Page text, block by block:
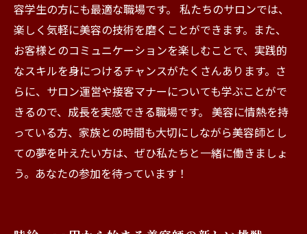
容学生の方にも最適な職場です。 私たちのサロンでは、
楽しく気軽に美容の技術を磨くことができます。また、
お客様とのコミュニケーションを楽しむことで、実践的
なスキルを身につけるチャンスがたくさんあります。さ
らに、サロン運営や接客マナーについても学ぶことがで
きるので、成長を実感できる職場です。 美容に情熱を持
っている方、家族との時間も大切にしながら美容師とし
ての夢を叶えたい方は、ぜひ私たちと一緒に働きましょ
う。あなたの参加を待っています！